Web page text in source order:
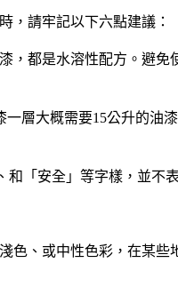
，請牢記以下六點建議：
都是水溶性配方。避免
層大概需要15公升的油
「安全」等字樣，並不
、或中性色彩，在某些